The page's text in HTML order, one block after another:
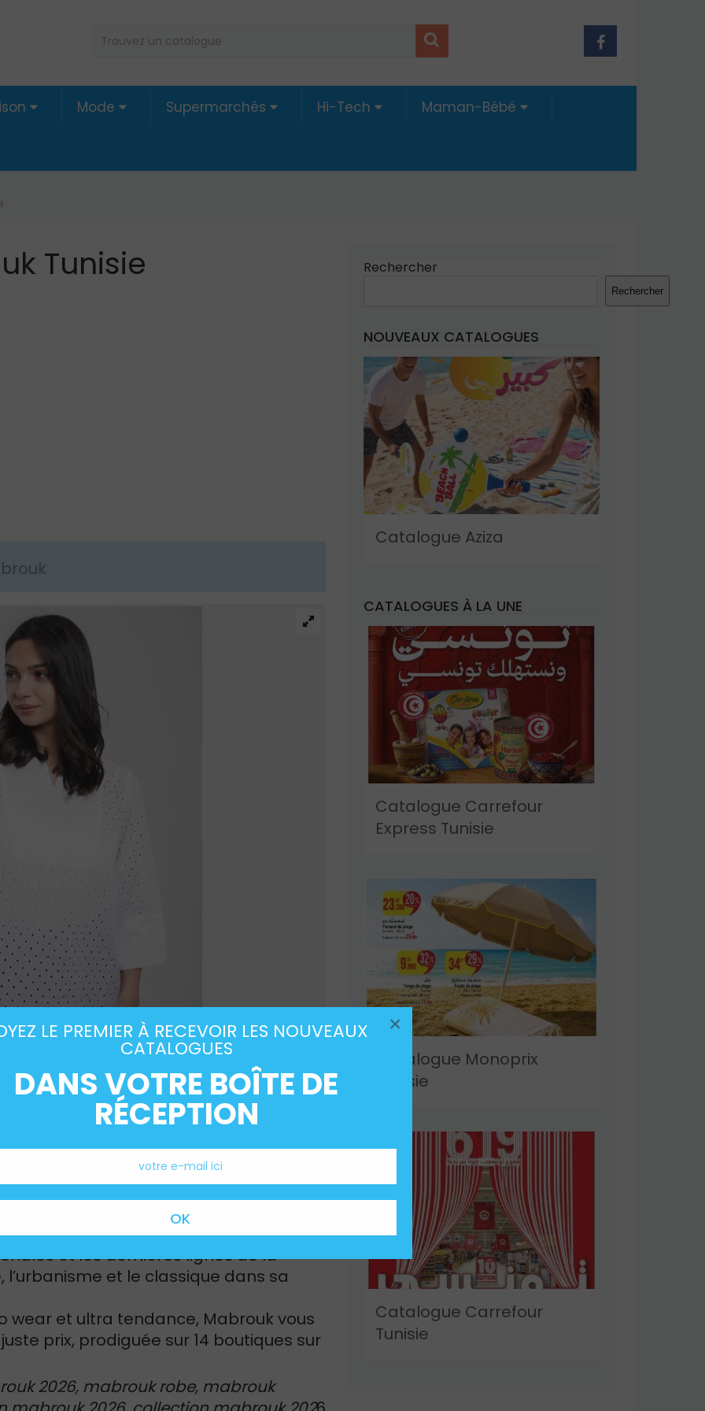
LE PREMIER À RECEVOIR LES NOUVEAUX
CATALOGUES
DANS VOTRE BOÎTE DE
RÉCEPTION
×
Mode Supermarchés Hi-Tech Maman-Bébé
Tunisie
met à votre disposition une grande
fille, homme et garçon. Inspirée
et les dernières lignes de la
et le classique dans sa
wear et ultra tendance, Mabrouk vous
prix, prodiguée sur 14 boutiques sur
2026, mabrouk robe, mabrouk
Rechercher
Rechercher
NOUVEAUX CATALOGUES
Catalogue Aziza
CATALOGUES À LA UNE
Catalogue Carrefour
Express Tunisie
Catalogue Monoprix
Tunisie
Catalogue Carrefour
Tunisie